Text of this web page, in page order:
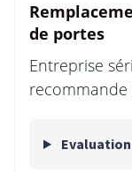
de portes
Entreprise
recommande